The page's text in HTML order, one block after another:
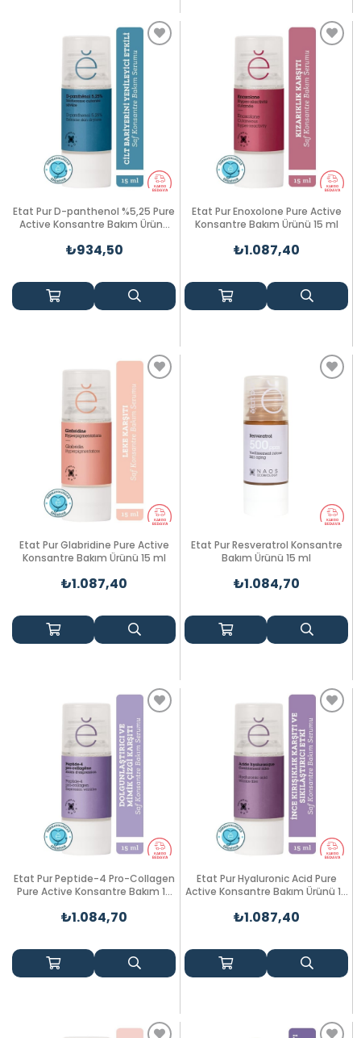
Etat Pur D-panthenol %5,25 Pure
Active Konsantre Bakım Ürünü
₺934,50
Etat Pur Enoxolone Pure Active
Konsantre Bakım Ürünü 15 ml
₺1.087,40
Etat Pur Glabridine Pure Active
Konsantre Bakım Ürünü 15 ml
₺1.087,40
Etat Pur Resveratrol Konsantre
Bakım Ürünü 15 ml
₺1.084,70
Etat Pur Peptide-4 Pro-Collagen
Pure Active Konsantre Bakım 15
₺1.084,70
Etat Pur Hyaluronic Acid Pure
Active Konsantre Bakım Ürünü 15
₺1.087,40